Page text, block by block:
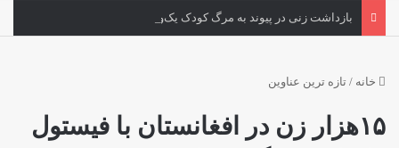
بازداشت زنی در پیوند به مرگ کودک یک‌ونیم‌ساله در هرات
خانه / تازه ترین عناوین
۱۵هزار زن در افغانستان با فیستول